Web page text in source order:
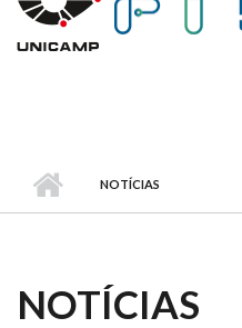
NOTÍCIAS
NOTÍCIAS